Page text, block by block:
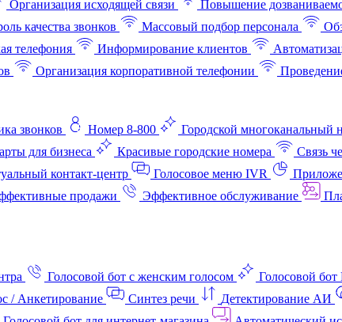
Организация исходящей связи Повышение
качества звонков Массовый подбор персонала
телефония Информирование клиентов
Организация корпоративной телефонии
звонков Номер 8-800 Городской многоканальный
для бизнеса Красивые городские номера Связь
контакт‑центр Голосовое меню IVR
продажи Эффективное обслуживание
Голосовой бот с женским голосом Голосовой
/ Анкетирование Синтез речи Детектирование АИ